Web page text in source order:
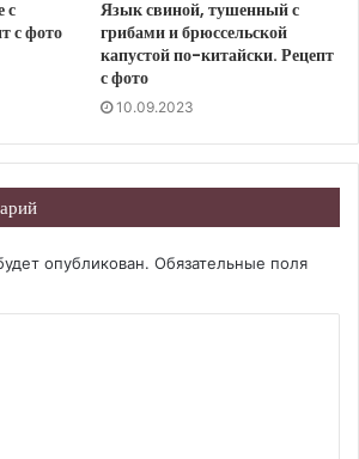
с
с фото
Язык свиной, тушенный с
грибами и брюссельской
капустой по-китайски. Рецепт
с фото
10.09.2023
опубликован. Обязательные поля